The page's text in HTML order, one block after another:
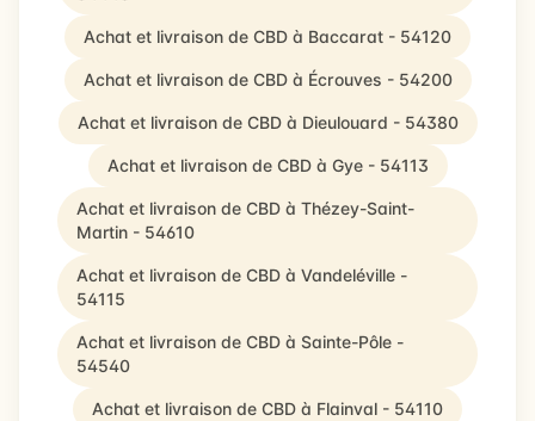
Achat et livraison de CBD à Baccarat - 54120
Achat et livraison de CBD à Écrouves - 54200
Achat et livraison de CBD à Dieulouard - 54380
Achat et livraison de CBD à Gye - 54113
Achat et livraison de CBD à Thézey-Saint-
Martin - 54610
Achat et livraison de CBD à Vandeléville -
54115
Achat et livraison de CBD à Sainte-Pôle -
54540
Achat et livraison de CBD à Flainval - 54110